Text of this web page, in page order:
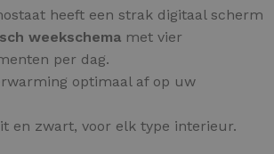
heeft een strak digitaal scherm
weekschema met vier
per dag.
optimaal af op uw
en zwart, voor elk type interieur.